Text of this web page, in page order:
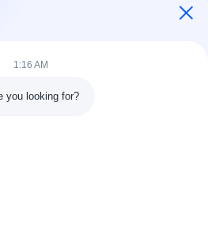
baterias e atuadores de robôs
humanoides.
1:16 AM
you looking for?